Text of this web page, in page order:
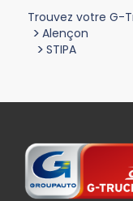
Trouvez votre G-
> Alençon
> STIPA